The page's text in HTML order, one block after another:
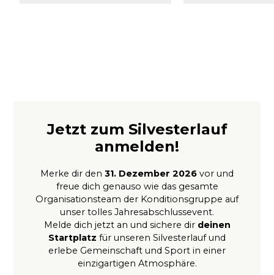
Jetzt zum Silvesterlauf
anmelden!
Merke dir den 31. Dezember 2026 vor und
freue dich genauso wie das gesamte
Organisationsteam der Konditionsgruppe auf
unser tolles Jahresabschlussevent.
Melde dich jetzt an und sichere dir deinen
Startplatz für unseren Silvesterlauf und
erlebe Gemeinschaft und Sport in einer
einzigartigen Atmosphäre.